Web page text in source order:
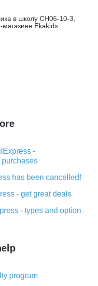
в школу CH06-10-3,
магазине Ekakids
-
purchases
has been cancelled!
- get great deals
- types and option
purchases on
back for AliExpress
plugin and what are
program